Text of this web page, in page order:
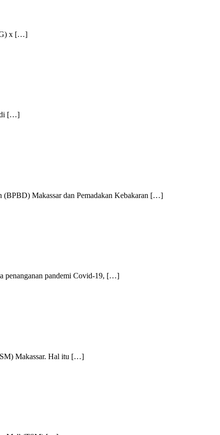
x […]
di […]
Makassar dan Pemadakan Kebakaran […]
penanganan pandemi Covid-19, […]
Makassar. Hal itu […]